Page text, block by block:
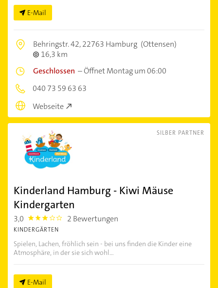
E-Mail
Behringstr. 42,22763 Hamburg (Ottensen)
16,3 km
Geschlossen –Öffnet Montag um 06:00
040 73 59 63 63
Webseite
SILBER PARTNER
Kinderland Hamburg - Kiwi Mäuse
Kindergarten
3,0 3.0 2 Bewertungen
KINDERGÄRTEN
Spielen, Lachen, fröhlich sein - bei uns finden die Kinder eine
Atmosphäre, in der sie sich wohl...
E-Mail